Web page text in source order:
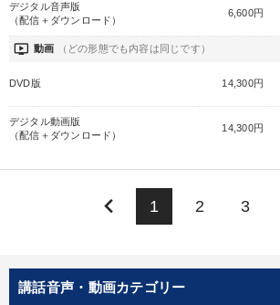
講話音声・動画カテゴリー
デジタル音声版
（配信＋ダウンロード）
6,600円
ondemand_video 動画 （どの形態でも内容は同じです）
DVD版 14,300円
デジタル動画版
（配信＋ダウンロード）
14,300円
keyboard_arrow_left 1 2 3